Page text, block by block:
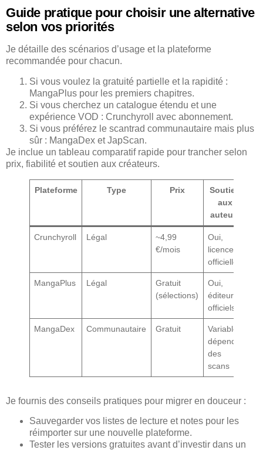
Guide pratique pour choisir une alternative
selon vos priorités
Je détaille des scénarios d’usage et la plateforme
recommandée pour chacun.
Si vous voulez la gratuité partielle et la rapidité :
MangaPlus pour les premiers chapitres.
Si vous cherchez un catalogue étendu et une
expérience VOD : Crunchyroll avec abonnement.
Si vous préférez le scantrad communautaire mais plus
sûr : MangaDex et JapScan.
Je inclue un tableau comparatif rapide pour trancher selon
prix, fiabilité et soutien aux créateurs.
Plateforme Type Prix
Soutien
aux
auteurs
Crunchyroll Légal
~4,99
€/mois
Oui,
licences
officielles
MangaPlus Légal
Gratuit
(sélections)
Oui,
éditeurs
officiels
MangaDex Communautaire Gratuit
Variable,
dépend
des
scans
Je fournis des conseils pratiques pour migrer en douceur :
Sauvegarder vos listes de lecture et notes pour les
réimporter sur une nouvelle plateforme.
Tester les versions gratuites avant d’investir dans un